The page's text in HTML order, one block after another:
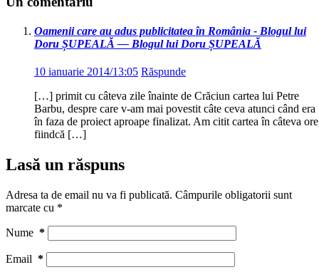
Oamenii care au adus publicitatea în România - Blogul lui
Doru ȘUPEALĂ — Blogul lui Doru ȘUPEALĂ
10 ianuarie 2014/13:05 Răspunde
[…] primit cu câteva zile înainte de Crăciun cartea lui Petre
Barbu, despre care v-am mai povestit câte ceva atunci când era
în faza de proiect aproape finalizat. Am citit cartea în câteva
fiindcă […]
Lasă un răspuns
Adresa ta de email nu va fi publicată. Câmpurile obligatorii sunt
marcate cu *
Nume *
Email *